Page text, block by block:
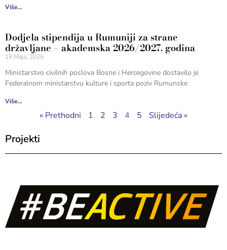
Više...
Dodjela stipendija u Rumuniji za strane
državljane – akademska 2026/2027. godina
18 Maja, 2026
Ministarstvo civilnih poslova Bosne i Hercegovine dostavilo je
Federalnom ministarstvu kulture i sporta poziv Rumunske
Više...
« Prethodni 1 2 3 4 5 Slijedeća »
Projekti